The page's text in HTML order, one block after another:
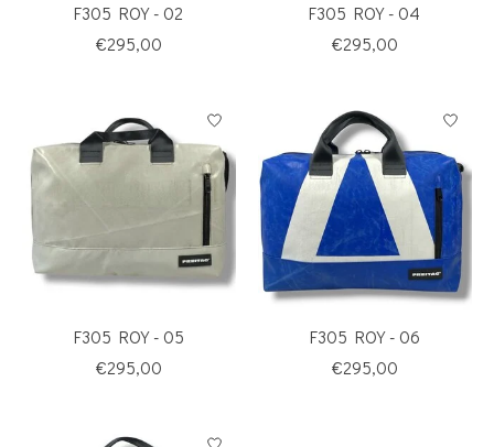
F305 ROY - 02
€295,00
F305 ROY - 04
€295,00
F305 ROY - 05
€295,00
F305 ROY - 06
€295,00